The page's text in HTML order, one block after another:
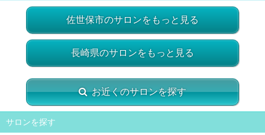
佐世保市のサロンをもっと見る
長崎県のサロンをもっと見る
お近くのサロンを探す
サロンを探す